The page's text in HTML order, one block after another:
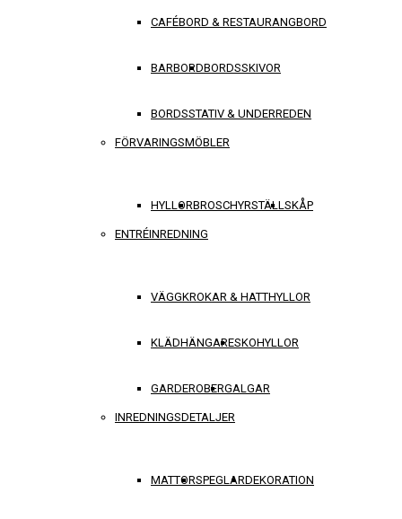
CAFÉBORD & RESTAURANGBORD
BARBORDBORDSSKIVOR
BORDSSTATIV & UNDERREDEN
FÖRVARINGSMÖBLER
HYLLORBROSCHYRSTÄLLSKÅP
ENTRÉINREDNING
VÄGGKROKAR & HATTHYLLOR
KLÄDHÄNGARESKOHYLLOR
GARDEROBERGALGAR
INREDNINGSDETALJER
MATTORSPEGLARDEKORATION